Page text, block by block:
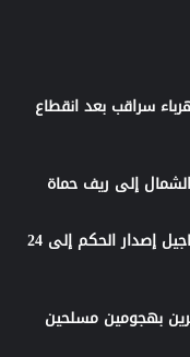
سراقب بعد انقطاع
الجلسة الخامسة لمحاكمة احمد حسون.. تاجيل إصدار الحكم إلى 24
بهجومين مسلحين